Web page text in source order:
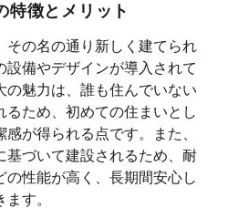
特徴とメリット
その名の通り新しく建てられ
設備やデザインが導入されて
の魅力は、誰も住んでいない
るため、初めての住まいとし
が得られる点です。また、
基づいて建設されるため、耐
の性能が高く、長期間安心し
す。